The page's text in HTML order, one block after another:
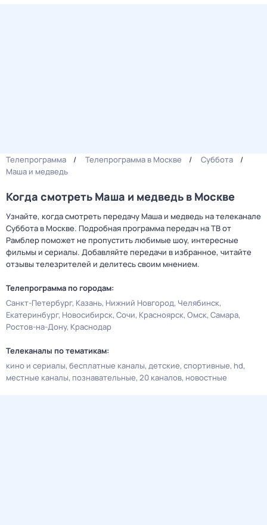
Телепрограмма Телепрограмма в Москве
Суббота
Маша и медведь
Когда смотреть Маша и медведь в Москве
Узнайте, когда смотреть передачу Маша и медведь на телеканале
Суббота в Москве. Подробная программа передач на ТВ от
Рамблер поможет не пропустить любимые шоу, интересные
фильмы и сериалы. Добавляйте передачи в избранное, читайте
отзывы телезрителей и делитесь своим мнением.
Телепрограмма по городам:
Санкт-Петербург Казань Нижний Новгород Челябинск
Екатеринбург Новосибирск Сочи Красноярск Омск Самара
Ростов-на-Дону Краснодар
Телеканалы по тематикам:
кино и сериалы бесплатные каналы детские спортивные hd
местные каналы познавательные 20 каналов новостные